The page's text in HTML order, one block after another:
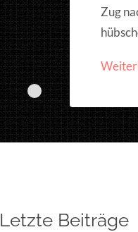
Zug
Letzte Beiträge